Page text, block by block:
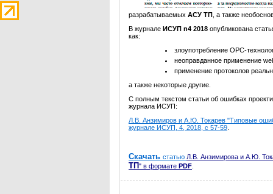
разрабатываемых АСУ ТП , а также
В журнале ИСУП n4 2018 опубликована
как:
злоупотребление OPC-
неоправданное применение
применение протоколов
а также некоторые другие.
С полным текстом статьи об ошибках
журнала ИСУП:
Л.В. Анзимиров и А.Ю. Токарев "Типовые
журнале ИСУП, 4, 2018, c 57-59
Скачать статью Л.В. Анзимирова и А.Ю.
ТП" в формате PDF